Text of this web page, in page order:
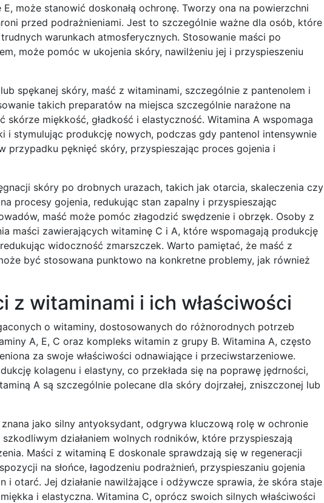
może stanowić doskonałą ochronę. Tworzy ona na powierzchni
przed podrażnieniami. Jest to szczególnie ważne dla osób, które
warunkach atmosferycznych. Stosowanie maści po
może pomóc w ukojenia skóry, nawilżeniu jej i przyspieszeniu
spękanej skóry, maść z witaminami, szczególnie z pantenolem i
takich preparatów na miejsca szczególnie narażone na
miękkość, gładkość i elastyczność. Witamina A wspomaga
i stymulując produkcję nowych, podczas gdy pantenol intensywnie
przypadku pęknięć skóry, przyspieszając proces gojenia i
skóry po drobnych urazach, takich jak otarcia, skaleczenia czy
procesy gojenia, redukując stan zapalny i przyspieszając
maść może pomóc złagodzić swędzenie i obrzęk. Osoby z
maści zawierających witaminę C i A, które wspomagają produkcję
widoczność zmarszczek. Warto pamiętać, że maść z
być stosowana punktowo na konkretne problemy, jak również
z witaminami i ich właściwości
o witaminy, dostosowanych do różnorodnych potrzeb
A, E, C oraz kompleks witamin z grupy B. Witamina A, często
za swoje właściwości odnawiające i przeciwstarzeniowe.
kolagenu i elastyny, co przekłada się na poprawę jędrności,
A są szczególnie polecane dla skóry dojrzałej, zniszczonej lub
znana jako silny antyoksydant, odgrywa kluczową rolę w ochronie
działaniem wolnych rodników, które przyspieszają
Maści z witaminą E doskonale sprawdzają się w regeneracji
na słońce, łagodzeniu podrażnień, przyspieszaniu gojenia
i otarć. Jej działanie nawilżające i odżywcze sprawia, że skóra staje
i elastyczna. Witamina C, oprócz swoich silnych właściwości